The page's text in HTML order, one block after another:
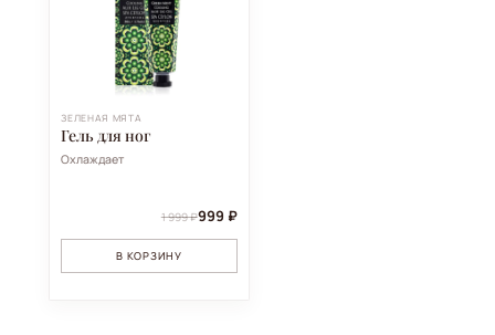
ЗЕЛЕНАЯ МЯТА
Гель для ног
Охлаждает
1 999 ₽999 ₽
В КОРЗИНУ